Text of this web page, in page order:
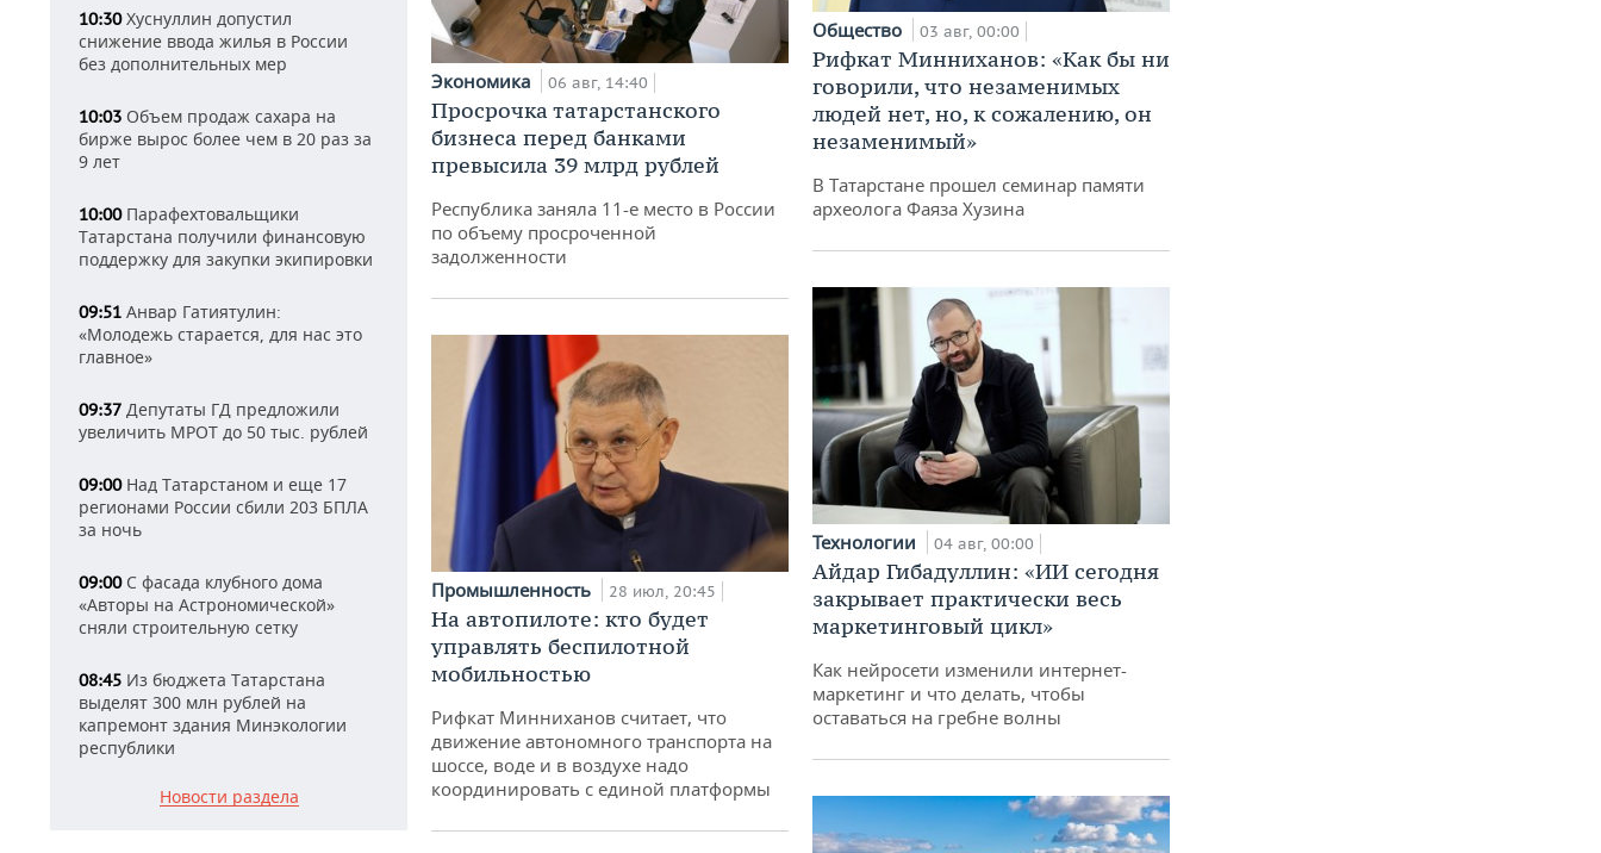
10:30Хуснуллин допустил
снижение ввода жилья в России
без дополнительных мер
10:03 Объем продаж сахара на
бирже вырос более чем в 20 раз за
9 лет
10:00Парафехтовальщики
Татарстана получили финансовую
поддержку для закупки экипировки
09:51 Анвар Гатиятулин:
«Молодежь старается, для нас это
главное»
09:37 Депутаты ГД предложили
увеличить МРОТ до 50 тыс. рублей
09:00Над Татарстаном и еще 17
регионами России сбили 203 БПЛА
за ночь
09:00С фасада клубного дома
«Авторы на Астрономической»
сняли строительную сетку
08:45 Из бюджета Татарстана
выделят 300 млн рублей на
капремонт здания Минэкологии
республики
Новости раздела
Экономика 06 авг, 14:40
Просрочка татарстанского
бизнеса перед банками
превысила 39 млрд рублей
Республика заняла 11-е место в России
по объему просроченной
задолженности
Промышленность 28 июл, 20:45
На автопилоте: кто будет
управлять беспилотной
мобильностью
Рифкат Минниханов считает, что
движение автономного транспорта на
шоссе, воде и в воздухе надо
координировать с единой платформы
Общество 03 авг, 00:00
Рифкат Минниханов: «Как бы ни
говорили, что незаменимых
людей нет, но, к сожалению, он
незаменимый»
В Татарстане прошел семинар памяти
археолога Фаяза Хузина
Технологии 04 авг, 00:00
Айдар Гибадуллин: «ИИ сегодня
закрывает практически весь
маркетинговый цикл»
Как нейросети изменили интернет-
маркетинг и что делать, чтобы
оставаться на гребне волны